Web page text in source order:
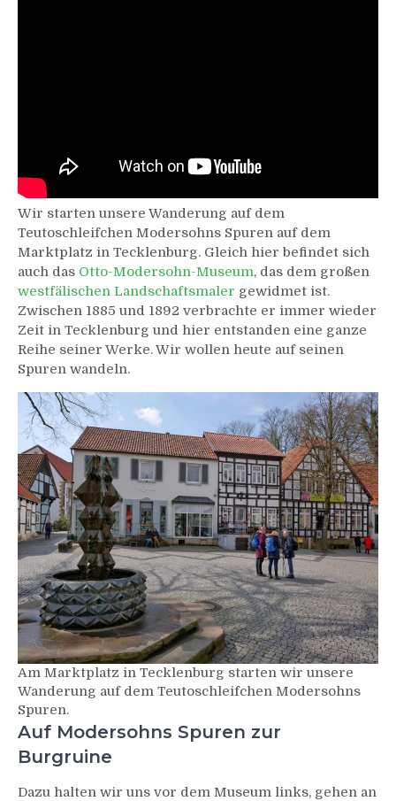
Wir starten unsere Wanderung auf dem
Teutoschleifchen Modersohns Spuren auf dem
Marktplatz in Tecklenburg. Gleich hier befindet sich
auch das Otto-Modersohn-Museum, das dem großen
westfälischen Landschaftsmaler gewidmet ist.
Zwischen 1885 und 1892 verbrachte er immer wieder
Zeit in Tecklenburg und hier entstanden eine ganze
Reihe seiner Werke. Wir wollen heute auf seinen
Spuren wandeln.
Am Marktplatz in Tecklenburg starten wir unsere
Wanderung auf dem Teutoschleifchen Modersohns
Spuren.
Auf Modersohns Spuren zur
Burgruine
Dazu halten wir uns vor dem Museum links, gehen an